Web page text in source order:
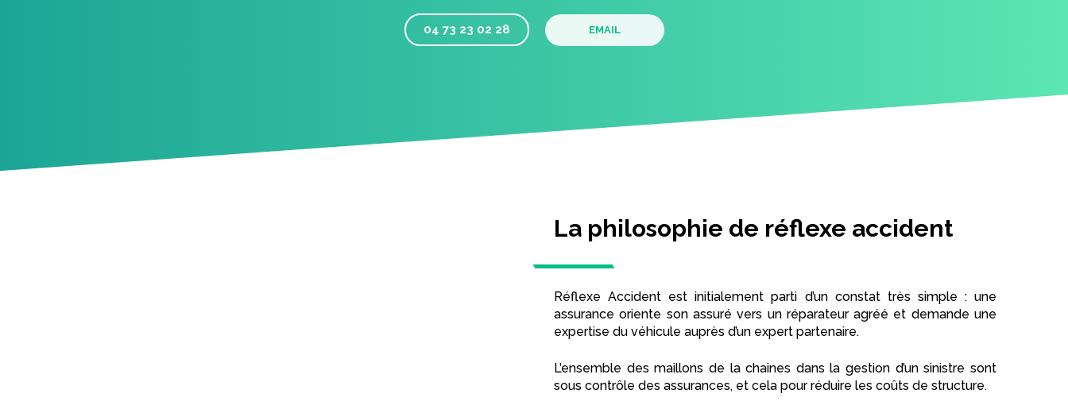
04 73 23 02 28 EMAIL
La philosophie de réflexe accident
Réflexe Accident est initialement parti d’un constat très simple : une
assurance oriente son assuré vers un réparateur agréé et demande une
expertise du véhicule auprès d’un expert partenaire.
L’ensemble des maillons de la chaines dans la gestion d’un sinistre sont
sous contrôle des assurances, et cela pour réduire les coûts de structure.